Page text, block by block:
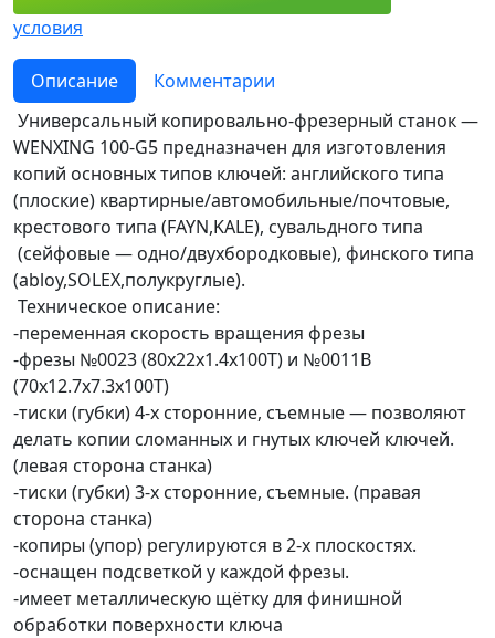
условия
Описание
Комментарии
Универсальный копировально-фрезерный станок —
WENXING 100-G5 предназначен для изготовления
копий основных типов ключей: английского типа
(плоские) квартирные/автомобильные/почтовые,
крестового типа (FAYN,KALE), сувальдного типа
(сейфовые — одно/двухбородковые), финского типа
(abloy,SOLEX,полукруглые).
Техническое описание:
-переменная скорость вращения фрезы
-фрезы №0023 (80х22х1.4х100Т) и №0011В
(70х12.7х7.3х100Т)
-тиски (губки) 4-х сторонние, съемные — позволяют
делать копии сломанных и гнутых ключей ключей.
(левая сторона станка)
-тиски (губки) 3-х сторонние, съемные. (правая
сторона станка)
-копиры (упор) регулируются в 2-х плоскостях.
-оснащен подсветкой у каждой фрезы.
-имеет металлическую щётку для финишной
обработки поверхности ключа